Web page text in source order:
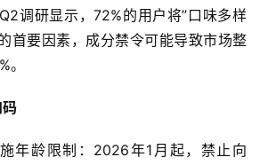
调研显示，72%的用户将”口味多样
首要因素，成分禁令可能导致市场整
年龄限制：2026年1月起，禁止向